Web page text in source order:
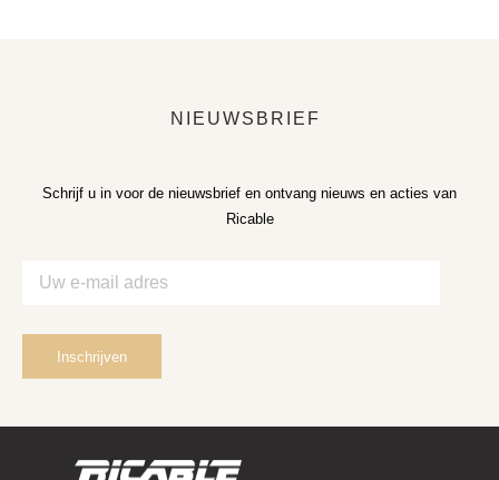
NIEUWSBRIEF
Schrijf u in voor de nieuwsbrief en ontvang nieuws en acties van
Ricable